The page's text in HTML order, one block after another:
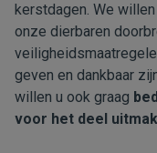
kerstdagen. We
onze dierbaren
geven en dankbaar
willen u ook graag
voor het deel